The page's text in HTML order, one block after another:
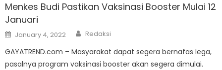
Menkes Budi Pastikan Vaksinasi Booster Mulai 12
Januari
Posted
on
January 4, 2022 Author
Redaksi
GAYATREND.com – Masyarakat dapat segera bernafas lega,
pasalnya program vaksinasi booster akan segera dimulai.